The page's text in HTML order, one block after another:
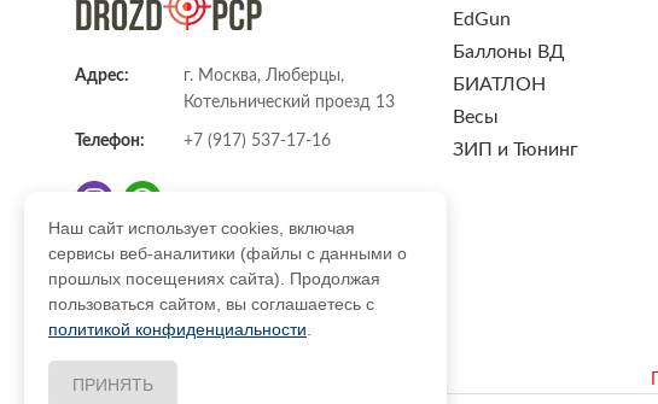
Адрес:
г. Москва, Люберцы,
Котельнический проезд 13
Телефон: +7 (917) 537-17-16
E-mail: info@DrozdPcp.ru
EdGun
Баллоны ВД
БИАТЛОН
Весы
ЗИП и Тюнинг
Наш сайт использует cookies, включая
сервисы веб-аналитики (файлы с данными о
прошлых посещениях сайта). Продолжая
пользоваться сайтом, вы соглашаетесь с
политикой конфиденциальности
ПРИНЯТЬ